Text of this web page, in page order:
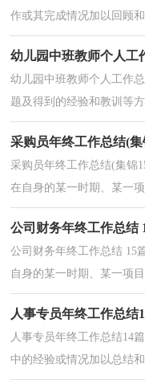
作或其完成情况加以回顾
现问题的能力，因此好好
幼儿园中班教师个人工
幼儿园中班教师个人工作
题及得到的经验和教训等
它可以提升我们发现问题
采购员年终工作总结(集
采购员年终工作总结(集锦
在自身的某一时期、某一
行回顾检查、分析评价，
公司财务年终工作总结
公司财务年终工作总结 15
自身的某一时期、某一项
回顾检查、分析评价，从
人事专员年终工作总结
人事专员年终工作总结14
中的经验或情况加以总结